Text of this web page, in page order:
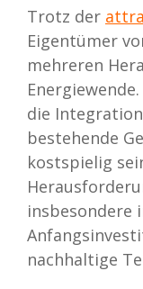
Trotz der
Eigentümer
mehreren
die
bestehende
kostspielig
insbesondere
nachhaltige